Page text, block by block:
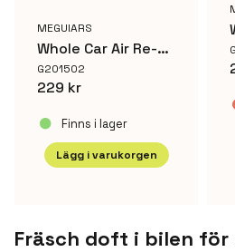
MEGUIARS
Whole Car Air Re-Fresher Fiji Sunset
G201502
229 kr
Finns i lager
Lägg i varukorgen
Fräsch doft i bilen för